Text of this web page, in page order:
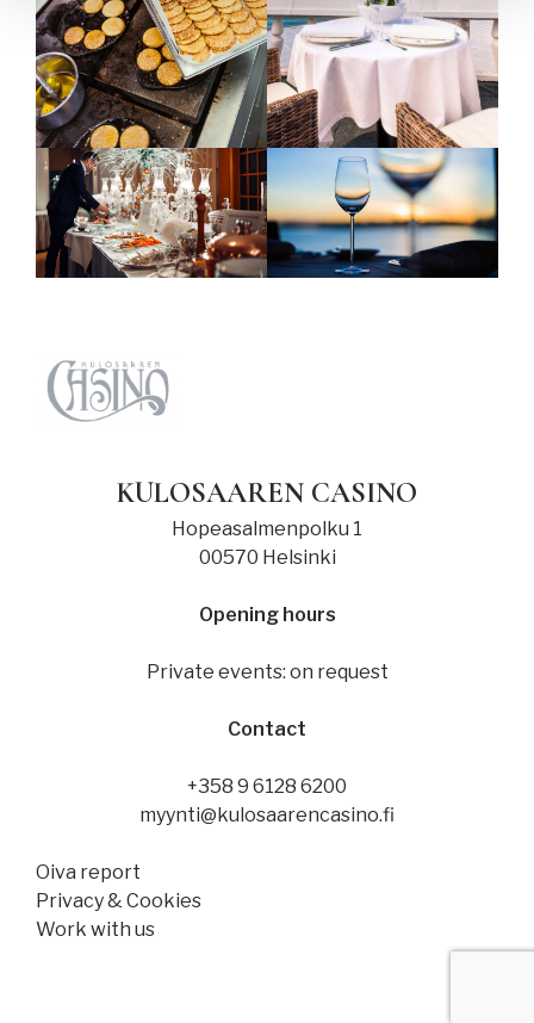
KULOSAAREN CASINO
Hopeasalmenpolku 1
00570 Helsinki
Opening hours
Private events: on request
Contact
+358 9 6128 6200
myynti@kulosaarencasino.fi
Oiva report
Privacy & Cookies
Work with us